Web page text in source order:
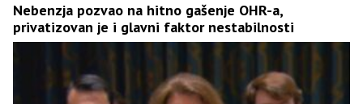
Nebenzja pozvao na hitno gašenje OHR-a,
privatizovan je i glavni faktor nestabilnosti